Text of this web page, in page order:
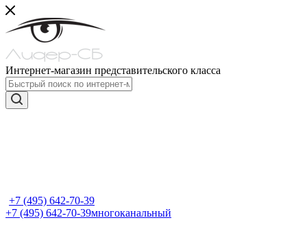
Интернет-магазин представительского класса
+7 (495) 642-70-39
+7 (495) 642-70-39многоканальный